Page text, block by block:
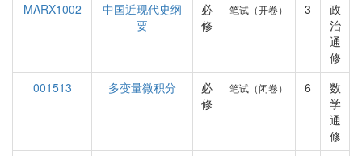
MARX1002
中国近现代史纲
要
必
修
笔试（开卷） 3
政
治
通
修
001513
多变量微积分
必
修
笔试（闭卷） 6
数
学
通
修